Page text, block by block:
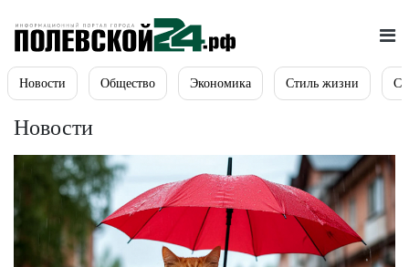
Новости Общество Экономика Стиль жизни
Новости